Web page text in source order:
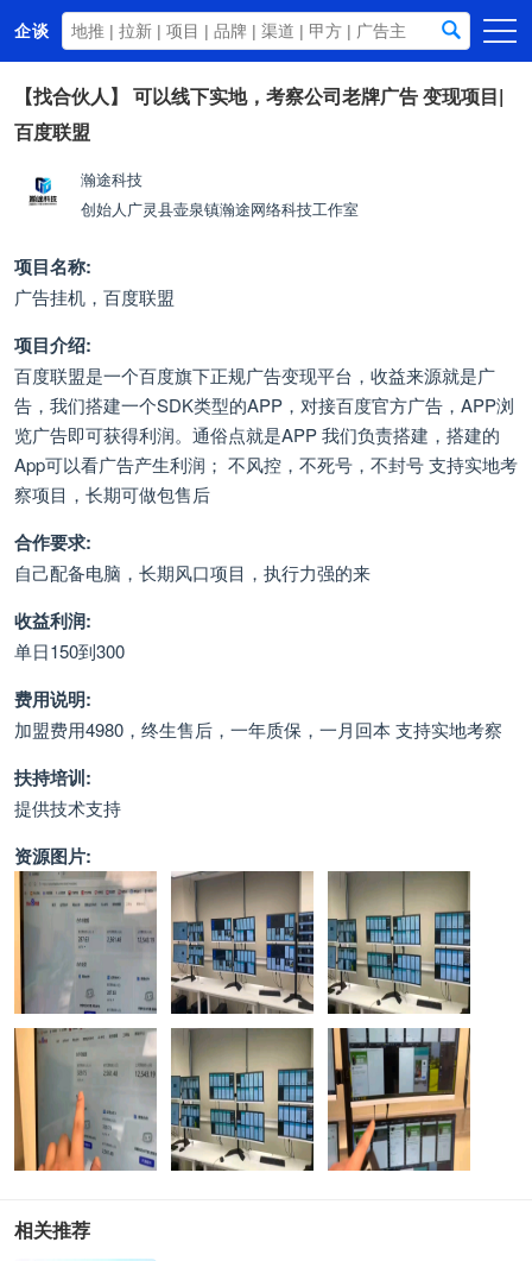
企谈
首页
商务资源
资讯动态
关于我们
【找合伙人】 可以线下实地，考察公司老牌广告 变现项目|
百度联盟
瀚途科技
创始人广灵县壶泉镇瀚途网络科技工作室
项目名称:
广告挂机，百度联盟
项目介绍:
百度联盟是一个百度旗下正规广告变现平台，收益来源就是广
告，我们搭建一个SDK类型的APP，对接百度官方广告，APP浏
览广告即可获得利润。通俗点就是APP 我们负责搭建，搭建的
App可以看广告产生利润； 不风控，不死号，不封号 支持实地考
察项目，长期可做包售后
合作要求:
自己配备电脑，长期风口项目，执行力强的来
收益利润:
单日150到300
费用说明:
加盟费用4980，终生售后，一年质保，一月回本 支持实地考察
扶持培训:
提供技术支持
资源图片:
相关推荐